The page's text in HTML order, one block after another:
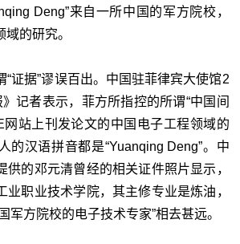
Deng”来自一所中国的军方院校，
的研究。
“证据”谬误百出。中国驻菲律宾大使馆2
记者表示，菲方所指控的所谓“中国间
网站上刊发论文的中国电子工程领域的
的汉语拼音都是“Yuanqing Deng”。中
供的邓元清曾经的相关证件照片显示，
业职业技术学院，其主修专业是炼油，
军方院校的电子技术专家”相去甚远。